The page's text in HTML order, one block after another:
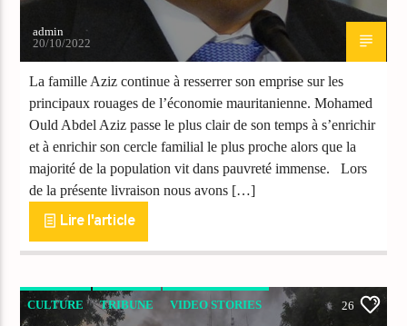
admin
20/10/2022
La famille Aziz continue à resserrer son emprise sur les
principaux rouages de l’économie mauritanienne. Mohamed
Ould Abdel Aziz passe le plus clair de son temps à s’enrichir
et à enrichir son cercle familial le plus proche alors que la
majorité de la population vit dans pauvreté immense. Lors
de la présente livraison nous avons […]
Lire l'article
CULTURE TRIBUNE VIDEO STORIES 26